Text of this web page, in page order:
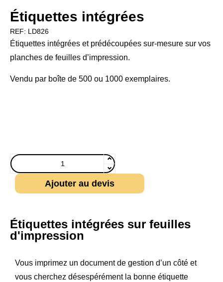
Étiquettes intégrées
REF: LD826
Étiquettes intégrées et prédécoupées sur-mesure sur vos
planches de feuilles d’impression.
Vendu par boîte de 500 ou 1000 exemplaires.
Ajouter au devis
Étiquettes intégrées sur feuilles
d'impression
Vous imprimez un document de gestion d’un côté et
vous cherchez désespérément la bonne étiquette